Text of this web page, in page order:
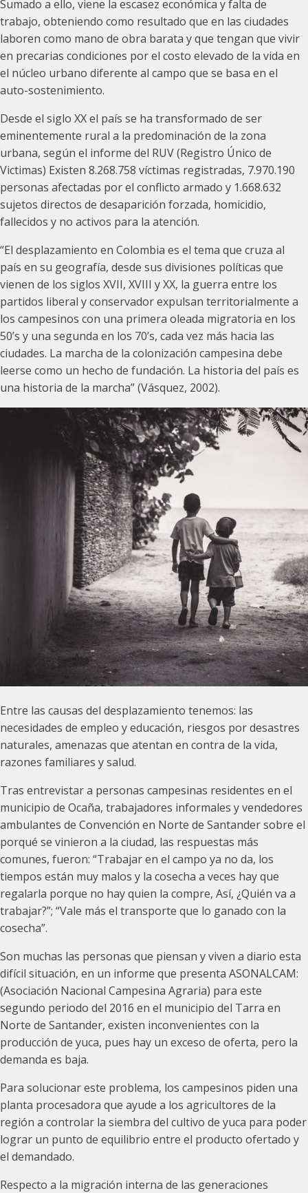
Sumado a ello, viene la escasez económica y falta de
trabajo, obteniendo como resultado que en las ciudades
laboren como mano de obra barata y que tengan que vivir
en precarias condiciones por el costo elevado de la vida en
el núcleo urbano diferente al campo que se basa en el
auto-sostenimiento.
Desde el siglo XX el país se ha transformado de ser
eminentemente rural a la predominación de la zona
urbana, según el informe del RUV (Registro Único de
Victimas) Existen 8.268.758 víctimas registradas, 7.970.190
personas afectadas por el conflicto armado y 1.668.632
sujetos directos de desaparición forzada, homicidio,
fallecidos y no activos para la atención.
“El desplazamiento en Colombia es el tema que cruza al
país en su geografía, desde sus divisiones políticas que
vienen de los siglos XVII, XVIII y XX, la guerra entre los
partidos liberal y conservador expulsan territorialmente a
los campesinos con una primera oleada migratoria en los
50’s y una segunda en los 70’s, cada vez más hacia las
ciudades. La marcha de la colonización campesina debe
leerse como un hecho de fundación. La historia del país es
una historia de la marcha” (Vásquez, 2002).
Entre las causas del desplazamiento tenemos: las
necesidades de empleo y educación, riesgos por desastres
naturales, amenazas que atentan en contra de la vida,
razones familiares y salud.
Tras entrevistar a personas campesinas residentes en el
municipio de Ocaña, trabajadores informales y vendedores
ambulantes de Convención en Norte de Santander sobre el
porqué se vinieron a la ciudad, las respuestas más
comunes, fueron: “Trabajar en el campo ya no da, los
tiempos están muy malos y la cosecha a veces hay que
regalarla porque no hay quien la compre, Así, ¿Quién va a
trabajar?”; “Vale más el transporte que lo ganado con la
cosecha”.
Son muchas las personas que piensan y viven a diario esta
difícil situación, en un informe que presenta ASONALCAM:
(Asociación Nacional Campesina Agraria) para este
segundo periodo del 2016 en el municipio del Tarra en
Norte de Santander, existen inconvenientes con la
producción de yuca, pues hay un exceso de oferta, pero la
demanda es baja.
Para solucionar este problema, los campesinos piden una
planta procesadora que ayude a los agricultores de la
región a controlar la siembra del cultivo de yuca para poder
lograr un punto de equilibrio entre el producto ofertado y
el demandado.
Respecto a la migración interna de las generaciones